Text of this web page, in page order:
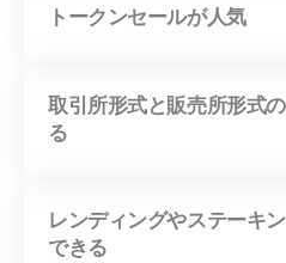
トークンセールが人気
取引所形式と販売所形式
る
レンディングやステーキ
できる